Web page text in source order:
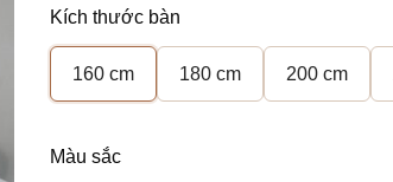
Kích thước bàn
160 cm 180 cm 200 cm
Màu sắc